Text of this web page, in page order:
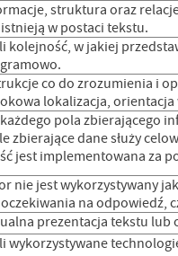
struktura oraz
w postaci tekstu.
kolejność, w jakiej
co do zrozumienia i
lokalizacja,
pola zbierającego
zbierające dane służy
jest implementowana za
nie jest wykorzystywany
na odpowiedź,
prezentacja tekstu lub
wykorzystywane